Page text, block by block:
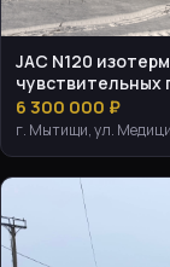
JAC N120
чувствительных
6 300 000 ₽
г. Мытищи, ул.